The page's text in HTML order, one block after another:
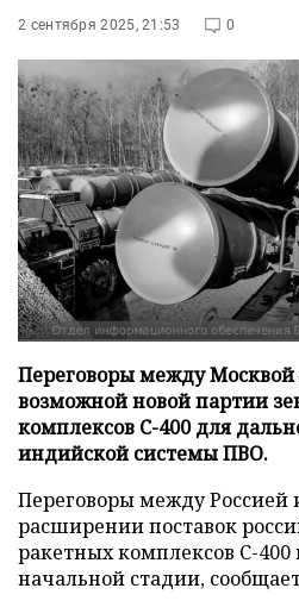
2 сентября 2025, 21:53 0
Переговоры между
возможной новой партии
комплексов С-400 для
индийской системы ПВО.
Переговоры между Россией
расширении поставок
ракетных комплексов С-400
начальной стадии,